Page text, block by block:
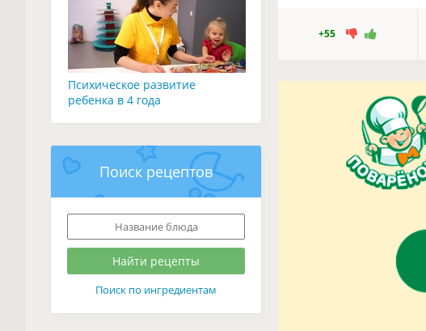
+55
Психическое развитие
ребенка в 4 года
Поиск рецептов
Поиск по ингредиентам